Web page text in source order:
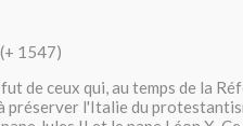
1547)
de ceux qui, au temps de la
préserver l'Italie du